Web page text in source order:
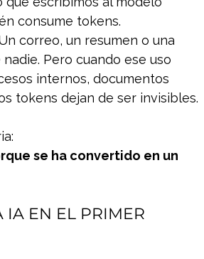
consume tokens.
correo, un resumen o una
Pero cuando ese uso
internos, documentos
tokens dejan de ser invisibles.
se ha convertido en un
IA EN EL PRIMER